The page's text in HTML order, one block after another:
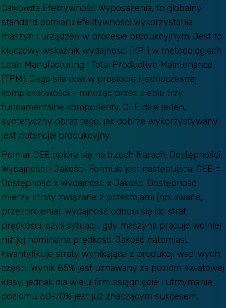
Całkowita Efektywność Wyposażenia, to globalny
standard pomiaru efektywności wykorzystania
maszyn i urządzeń w procesie produkcyjnym. Jest to
kluczowy wskaźnik wydajności (KPI) w metodologiach
Lean Manufacturing i Total Productive Maintenance
(TPM). Jego siła tkwi w prostocie i jednoczesnej
kompleksowości – mnożąc przez siebie trzy
fundamentalne komponenty, OEE daje jeden,
syntetyczny obraz tego, jak dobrze wykorzystywany
jest potencjał produkcyjny.
Pomiar OEE opiera się na trzech filarach: Dostępności,
Wydajności i Jakości. Formuła jest następująca: OEE =
Dostępność x Wydajność x Jakość. Dostępność
mierzy straty związane z przestojami (np. awarie,
przezbrojenia). Wydajność odnosi się do strat
prędkości, czyli sytuacji, gdy maszyna pracuje wolniej
niż jej nominalna prędkość. Jakość natomiast
kwantyfikuje straty wynikające z produkcji wadliwych
części. Wynik 85% jest uznawany za poziom światowej
klasy, jednak dla wielu firm osiągnięcie i utrzymanie
poziomu 60-70% jest już znaczącym sukcesem.